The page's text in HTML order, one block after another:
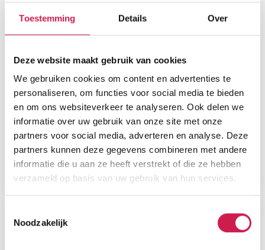
Toestemming Details Over
Deze website maakt gebruik van cookies
We gebruiken cookies om content en advertenties te
personaliseren, om functies voor social media te bieden
en om ons websiteverkeer te analyseren. Ook delen we
informatie over uw gebruik van onze site met onze
partners voor social media, adverteren en analyse. Deze
partners kunnen deze gegevens combineren met andere
informatie die u aan ze heeft verstrekt of die ze hebben
verzameld op basis van uw gebruik van hun services.
Noodzakelijk